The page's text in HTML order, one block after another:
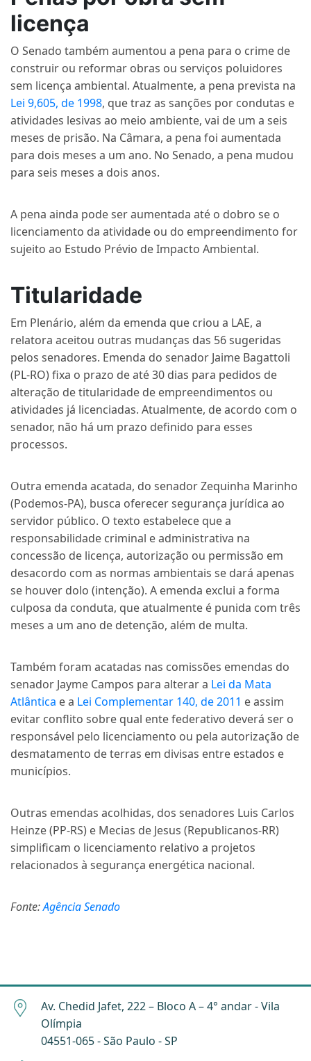
licença
O Senado também aumentou a pena para o crime de
construir ou reformar obras ou serviços poluidores
sem licença ambiental. Atualmente, a pena prevista na
Lei 9,605, de 1998, que traz as sanções por condutas e
atividades lesivas ao meio ambiente, vai de um a seis
meses de prisão. Na Câmara, a pena foi aumentada
para dois meses a um ano. No Senado, a pena mudou
para seis meses a dois anos.
A pena ainda pode ser aumentada até o dobro se o
licenciamento da atividade ou do empreendimento for
sujeito ao Estudo Prévio de Impacto Ambiental.
Titularidade
Em Plenário, além da emenda que criou a LAE, a
relatora aceitou outras mudanças das 56 sugeridas
pelos senadores. Emenda do senador Jaime Bagattoli
(PL-RO) fixa o prazo de até 30 dias para pedidos de
alteração de titularidade de empreendimentos ou
atividades já licenciadas. Atualmente, de acordo com o
senador, não há um prazo definido para esses
processos.
Outra emenda acatada, do senador Zequinha Marinho
(Podemos-PA), busca oferecer segurança jurídica ao
servidor público. O texto estabelece que a
responsabilidade criminal e administrativa na
concessão de licença, autorização ou permissão em
desacordo com as normas ambientais se dará apenas
se houver dolo (intenção). A emenda exclui a forma
culposa da conduta, que atualmente é punida com três
meses a um ano de detenção, além de multa.
Também foram acatadas nas comissões emendas do
senador Jayme Campos para alterar a Lei da Mata
Atlântica e a Lei Complementar 140, de 2011 e assim
evitar conflito sobre qual ente federativo deverá ser o
responsável pelo licenciamento ou pela autorização de
desmatamento de terras em divisas entre estados e
municípios.
Outras emendas acolhidas, dos senadores Luis Carlos
Heinze (PP-RS) e Mecias de Jesus (Republicanos-RR)
simplificam o licenciamento relativo a projetos
relacionados à segurança energética nacional.
Fonte:Agência Senado
Av. Chedid Jafet, 222 – Bloco A – 4° andar - Vila
Olímpia
04551-065 - São Paulo - SP